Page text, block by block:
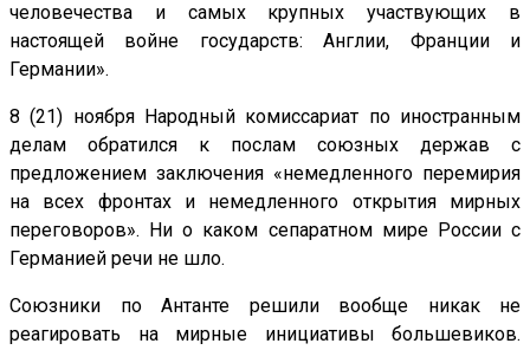
человечества и самых крупных участвующих в
настоящей войне государств: Англии, Франции и
Германии».
8 (21) ноября Народный комиссариат по иностранным
делам обратился к послам союзных держав с
предложением заключения «немедленного перемирия
на всех фронтах и немедленного открытия мирных
переговоров». Ни о каком сепаратном мире России с
Германией речи не шло.
Союзники по Антанте решили вообще никак не
реагировать на мирные инициативы большевиков.